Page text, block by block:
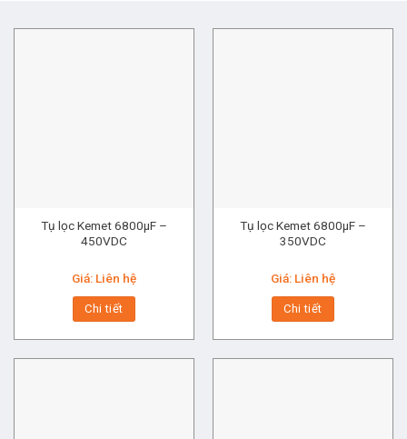
Tụ lọc Kemet 6800μF –
450VDC
Giá: Liên hệ
Chi tiết
Tụ lọc Kemet 6800μF –
350VDC
Giá: Liên hệ
Chi tiết